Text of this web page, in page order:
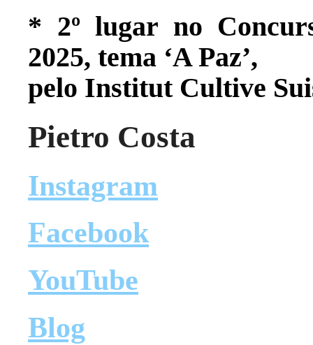
* 2º lugar no
2025, tema ‘A Paz’,
pelo Institut Cultive
Pietro Costa
Instagram
Facebook
YouTube
Blog